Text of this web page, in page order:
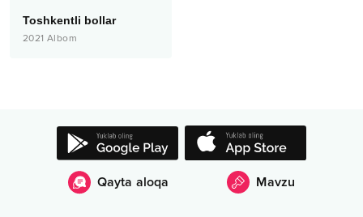
Toshkentli bollar
2021 Albom
Qayta aloqa Mavzu